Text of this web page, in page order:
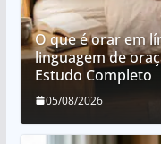
O que é orar em
linguagem de
Estudo Completo
05/08/2026